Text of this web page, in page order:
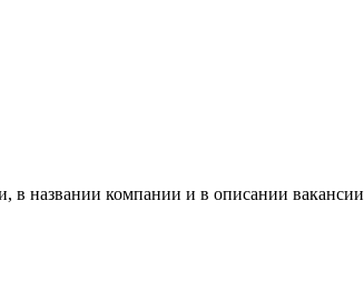
в названии компании и в описании вакансии